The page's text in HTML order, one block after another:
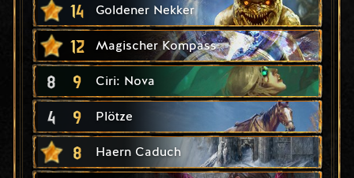
14 Goldener Nekker
12 Magischer Kompass
8 9 Ciri: Nova
4 9 Plötze
8 Haern Caduch